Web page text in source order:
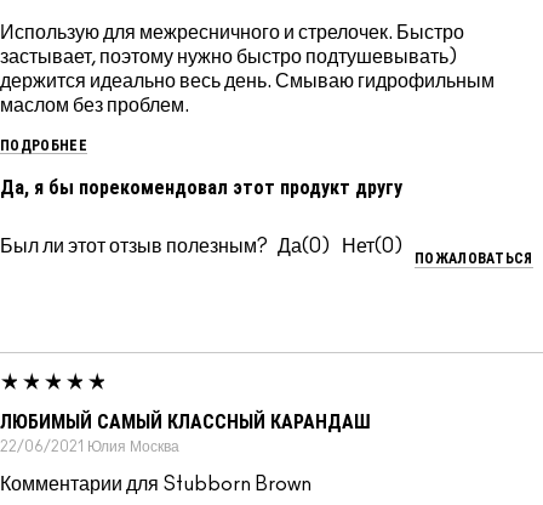
Использую для межресничного и стрелочек. Быстро
застывает, поэтому нужно быстро подтушевывать)
держится идеально весь день. Смываю гидрофильным
маслом без проблем.
ПОДРОБНЕЕ
Да, я бы порекомендовал этот продукт другу
Был ли этот отзыв полезным? 0 0
ПОЖАЛОВАТЬСЯ
ЛЮБИМЫЙ САМЫЙ КЛАССНЫЙ КАРАНДАШ
22/06/2021 Юлия Москва
Комментарии для Stubborn Brown